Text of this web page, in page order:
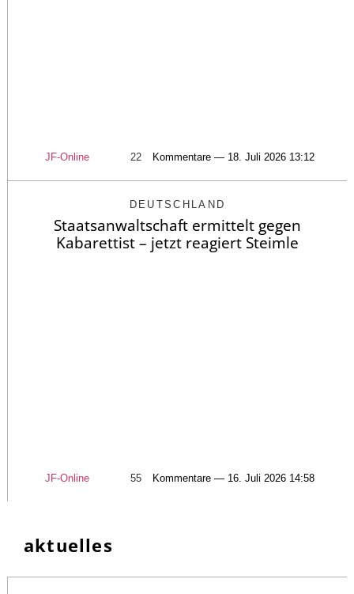
JF-Online 22 Kommentare — 18. Juli 2026 13:12
DEUTSCHLAND
Staatsanwaltschaft ermittelt gegen
Kabarettist – jetzt reagiert Steimle
JF-Online 55 Kommentare — 16. Juli 2026 14:58
aktuelles